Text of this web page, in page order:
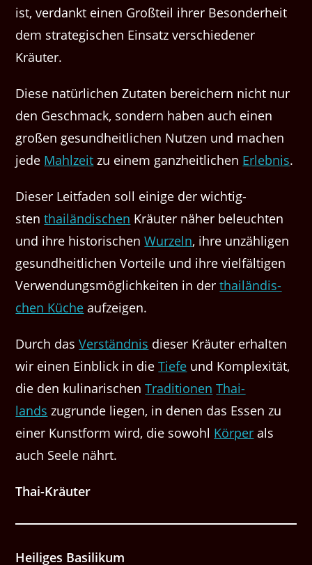
ist, ver­dankt einen Großteil ihrer Beson­der­heit
dem strate­gis­chen Ein­satz ver­schieden­er
Kräuter.
Diese natür­lichen Zutat­en bere­ich­ern nicht nur
den Geschmack, son­dern haben auch einen
großen gesund­heitlichen Nutzen und machen
jede Mahlzeit zu einem ganzheitlichen Erleb­nis.
Dieser Leit­faden soll einige der wichtig­
stenthailändis­chen Kräuter näher beleucht­en
und ihre his­torischenWurzeln, ihre unzäh­li­gen
gesund­heitlichen Vorteile und ihre vielfälti­gen
Ver­wen­dungsmöglichkeit­en in derthailändis­
chen Küche aufzeigen.
Durch dasVer­ständ­nis dieser Kräuter erhal­ten
wir einen Ein­blick in dieTiefe und Kom­plex­ität,
die den kuli­nar­ischenTra­di­tio­nen Thai­
lands zugrunde liegen, in denen das Essen zu
ein­er Kun­st­form wird, die sowohl Kör­p­er als
auch Seele nährt.
Thai-Kräuter
Heiliges Basi­likum